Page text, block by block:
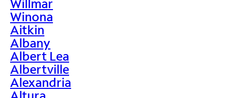
Willmar
Winona
Aitkin
Albany
Albert Lea
Albertville
Alexandria